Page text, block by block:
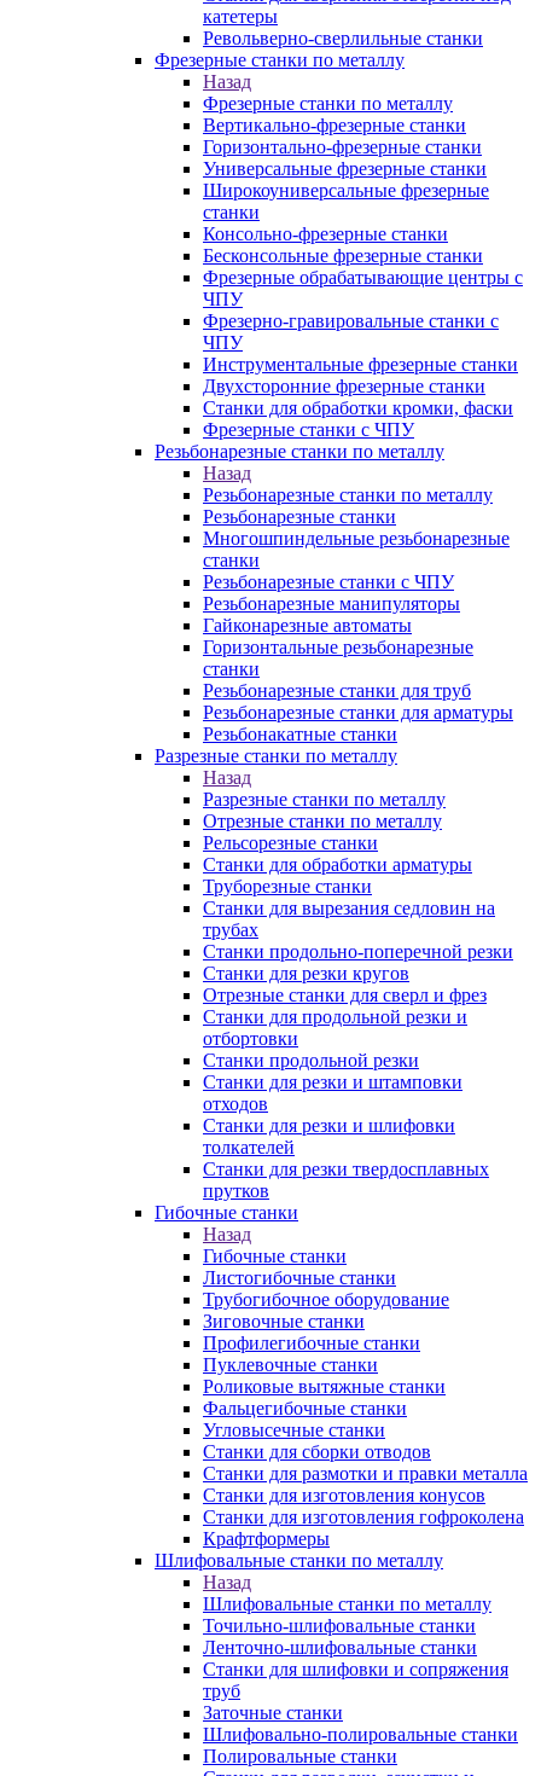
катетеры
Револьверно-сверлильные станки
Фрезерные станки по металлу
Назад
Фрезерные станки по металлу
Вертикально-фрезерные станки
Горизонтально-фрезерные станки
Универсальные фрезерные станки
Широкоуниверсальные фрезерные
станки
Консольно-фрезерные станки
Бесконсольные фрезерные станки
Фрезерные обрабатывающие центры с
ЧПУ
Фрезерно-гравировальные станки с
ЧПУ
Инструментальные фрезерные станки
Двухсторонние фрезерные станки
Станки для обработки кромки, фаски
Фрезерные станки с ЧПУ
Резьбонарезные станки по металлу
Назад
Резьбонарезные станки по металлу
Резьбонарезные станки
Многошпиндельные резьбонарезные
станки
Резьбонарезные станки с ЧПУ
Резьбонарезные манипуляторы
Гайконарезные автоматы
Горизонтальные резьбонарезные
станки
Резьбонарезные станки для труб
Резьбонарезные станки для арматуры
Резьбонакатные станки
Разрезные станки по металлу
Назад
Разрезные станки по металлу
Отрезные станки по металлу
Рельсорезные станки
Станки для обработки арматуры
Труборезные станки
Станки для вырезания седловин на
трубаx
Станки продольно-поперечной резки
Станки для резки кругов
Отрезные станки для сверл и фрез
Станки для продольной резки и
отбортовки
Станки продольной резки
Станки для резки и штамповки
отходов
Станки для резки и шлифовки
толкателей
Станки для резки твердосплавных
прутков
Гибочные станки
Назад
Гибочные станки
Листогибочные станки
Трубогибочное оборудование
Зиговочные станки
Профилегибочные станки
Пуклевочные станки
Роликовые вытяжные станки
Фальцегибочные станки
Угловысечные станки
Станки для сборки отводов
Станки для размотки и правки металла
Станки для изготовления конусов
Станки для изготовления гофроколена
Крафтформеры
Шлифовальные станки по металлу
Назад
Шлифовальные станки по металлу
Точильно-шлифовальные станки
Ленточно-шлифовальные станки
Станки для шлифовки и сопряжения
труб
Заточные станки
Шлифовально-полировальные станки
Полировальные станки